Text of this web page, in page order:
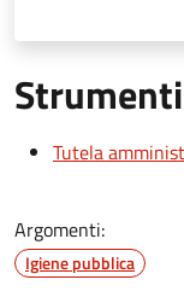
Tutela
Argomenti:
Igiene pubblica